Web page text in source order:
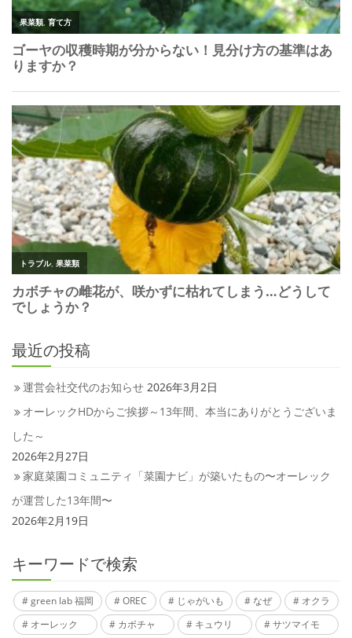
最近の投稿
運営会社交代のお知らせ 2026年3月2日
オーレックHDからご挨拶～13年間、本当にありがとうございま
した～
2026年2月27日
家庭菜園コミュニティ「菜園ナビ」が築いたもの〜オーレック
が運営した13年間〜
2026年2月19日
キーワードで検索
green lab 福岡 OREC じゃがいも なぜ
オクラ
オーレック
カボチャ キュウリ
サツマイモ